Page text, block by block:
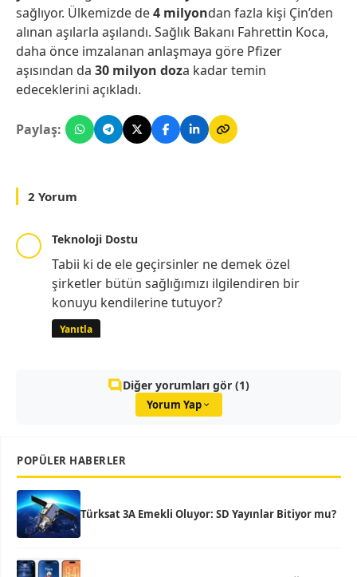
sağlıyor. Ülkemizde de4 milyondan fazla kişi Çin’den
alınan aşılarla aşılandı. Sağlık Bakanı Fahrettin Koca,
daha önce imzalanan anlaşmaya göre Pfizer
aşısından da 30 milyon doza kadar temin
edeceklerini açıkladı.
Paylaş:
2 Yorum
Teknoloji Dostu
Tabii ki de ele geçirsinler ne demek özel
şirketler bütün sağlığımızı ilgilendiren bir
konuyu kendilerine tutuyor?
Yanıtla
Diğer yorumları gör (1)
Yorum Yap
POPÜLER HABERLER
Türksat 3A Emekli Oluyor: SD Yayınlar Bitiyor mu?